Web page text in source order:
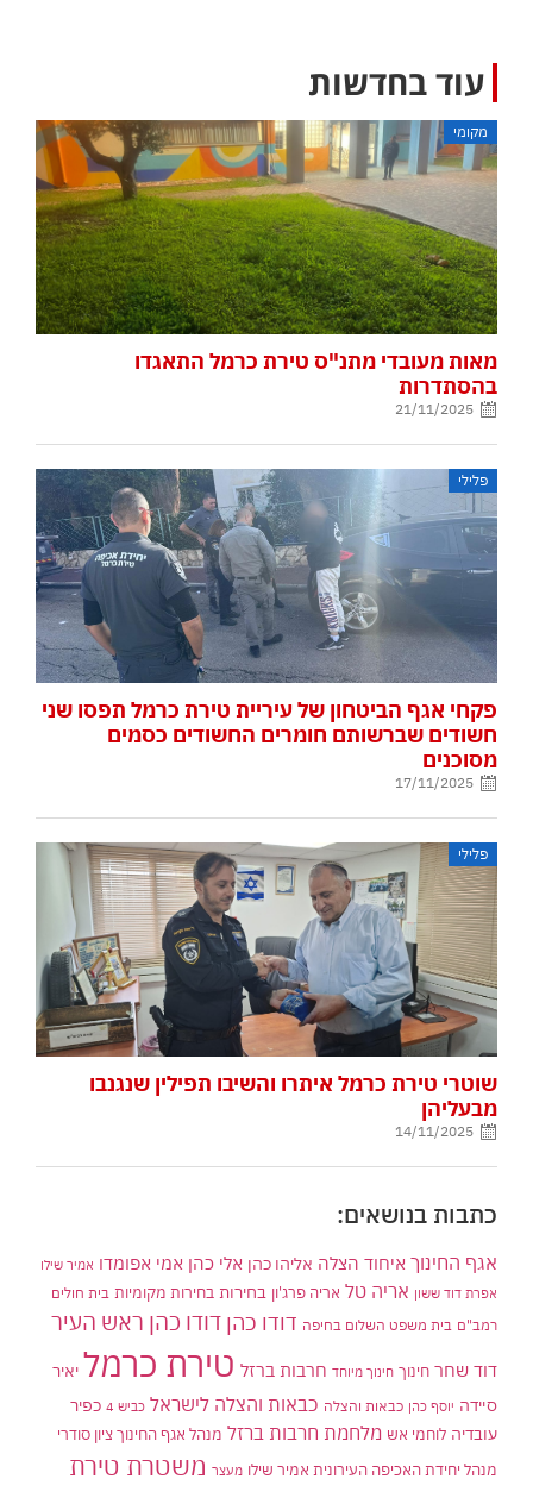
עוד בחדשות
מקומי
מאות מעובדי מתנ"ס טירת כרמל התאגדו
בהסתדרות
21/11/2025
פלילי
פקחי אגף הביטחון של עיריית טירת כרמל תפסו שני
חשודים שברשותם חומרים החשודים כסמים
מסוכנים
17/11/2025
פלילי
שוטרי טירת כרמל איתרו והשיבו תפילין שנגנבו
מבעליהן
14/11/2025
כתבות בנושאים:
אגף החינוך איחוד הצלה אליהו כהן אלי כהן אמי אפומדו אמיר שילו
אפרת דוד ששון אריה טל אריה פרג'ון בחירות בחירות מקומיות בית חולים
רמב"ם בית משפט השלום בחיפה דודו כהן דודו כהן ראש העיר
דוד שחר חינוך חינוך מיוחד חרבות ברזל טירת כרמל יאיר
סיידה יוסף כהן כבאות והצלה כבאות והצלה לישראל כביש 4
כפיר
עובדיה לוחמי אש מלחמת חרבות ברזל מנהל אגף החינוך ציון סודרי
מנהל יחידת האכיפה העירונית אמיר שילו מעצר משטרת טירת